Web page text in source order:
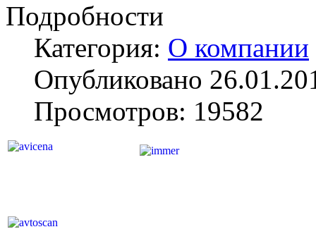
Подробности
Категория: О компании
Опубликовано
Просмотров: 19582